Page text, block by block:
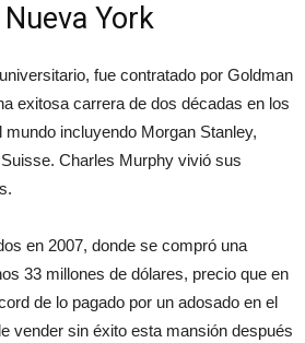
York
fue contratado por Goldman
exitosa carrera de dos décadas en los
incluyendo Morgan Stanley,
Charles Murphy vivió sus
en 2007, donde se compró una
33 millones de dólares, precio que en
de lo pagado por un adosado en el
vender sin éxito esta mansión después